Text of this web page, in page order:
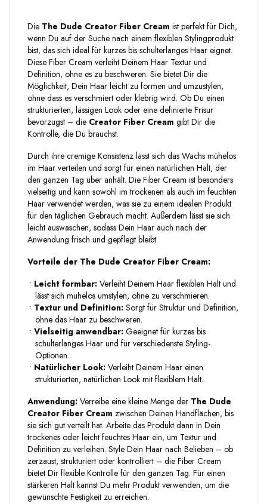
Die The Dude Creator Fiber Cream ist perfekt für Dich,
wenn Du auf der Suche nach einem flexiblen Stylingprodukt
bist, das sich ideal für kurzes bis schulterlanges Haar eignet.
Diese Fiber Cream verleiht Deinem Haar Textur und
Definition, ohne es zu beschweren. Sie bietet Dir die
Möglichkeit, Dein Haar leicht zu formen und umzustylen,
ohne dass es verschmiert oder klebrig wird. Ob Du einen
strukturierten, lässigen Look oder eine definierte Frisur
bevorzugst – die Creator Fiber Cream gibt Dir die
Kontrolle, die Du brauchst.
Durch ihre cremige Konsistenz lässt sich das Wachs mühelos
im Haar verteilen und sorgt für einen natürlichen Halt, der
den ganzen Tag über anhält. Die Fiber Cream ist besonders
vielseitig und kann sowohl im trockenen als auch im feuchten
Haar verwendet werden, was sie zu einem idealen Produkt
für den täglichen Gebrauch macht. Außerdem lässt sie sich
leicht auswaschen, sodass Dein Haar auch nach der
Anwendung frisch und gepflegt bleibt.
Vorteile der The Dude Creator Fiber Cream:
• Leicht formbar: Verleiht Deinem Haar flexiblen Halt und
lässt sich mühelos umstylen, ohne zu verschmieren.
• Textur und Definition: Sorgt für Struktur und Definition,
ohne das Haar zu beschweren.
• Vielseitig anwendbar: Geeignet für kurzes bis
schulterlanges Haar und für verschiedenste Styling-
Optionen.
• Natürlicher Look: Verleiht Deinem Haar einen
strukturierten, natürlichen Look mit flexiblem Halt.
Anwendung: Verreibe eine kleine Menge der The Dude
Creator Fiber Cream zwischen Deinen Handflächen, bis
sie sich gut verteilt hat. Arbeite das Produkt dann in Dein
trockenes oder leicht feuchtes Haar ein, um Textur und
Definition zu verleihen. Style Dein Haar nach Belieben – ob
zerzaust, strukturiert oder kontrolliert – die Fiber Cream
bietet Dir flexible Kontrolle für den ganzen Tag. Für einen
stärkeren Halt kannst Du mehr Produkt verwenden, um die
gewünschte Festigkeit zu erreichen.